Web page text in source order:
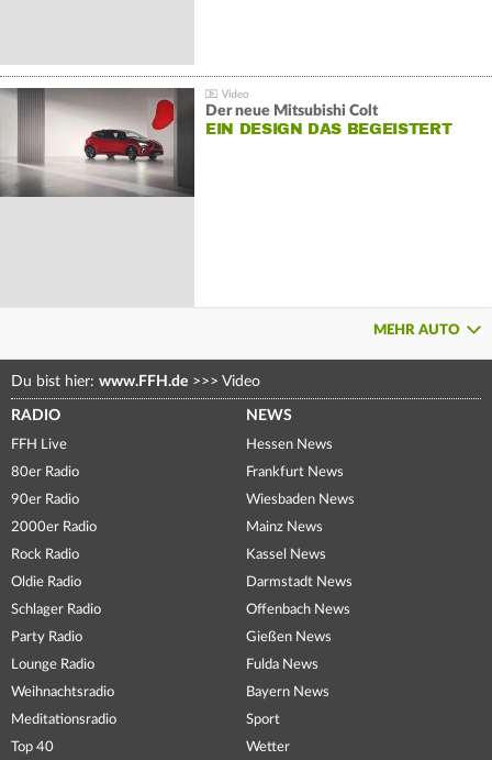
Der neue Mitsubishi Colt
EIN DESIGN DAS BEGEISTERT
MEHR AUTO
Du bist hier: www.FFH.de >>> Video
RADIO
FFH Live
80er Radio
90er Radio
2000er Radio
Rock Radio
Oldie Radio
Schlager Radio
Party Radio
Lounge Radio
Weihnachtsradio
Meditationsradio
Top 40
NEWS
Hessen News
Frankfurt News
Wiesbaden News
Mainz News
Kassel News
Darmstadt News
Offenbach News
Gießen News
Fulda News
Bayern News
Sport
Wetter